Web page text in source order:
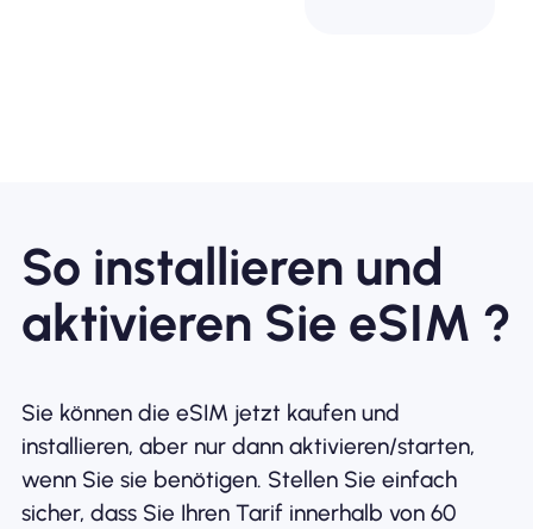
So installieren und
aktivieren Sie eSIM ?
Sie können die eSIM jetzt kaufen und
installieren, aber nur dann aktivieren/starten,
wenn Sie sie benötigen. Stellen Sie einfach
sicher, dass Sie Ihren Tarif innerhalb von 60